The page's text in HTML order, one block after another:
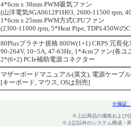
4*6cm x 38mm PWM吸気ファン
(山洋電気9GA0612P1H03, 2600-11500 rpm,
1*6cm x 25mm PWM方式CPUファン
(2300-11000 rpm, 5*Heat Pipe, TDP≦450Wの
80Plusプラチナ規格 800W(1+1) CRPS 冗長化
90-264V, 10~5A, 47-63Hz, 1*4cmファン(各ユ
2*(6+2) PCIe補助電源コネクター
マザーボードマニュアル(英文), 電源ケーブ
[キーボード, マウス, OSは別売]
※保証
※上記商品の価格および
※上記以外のシステム構成・